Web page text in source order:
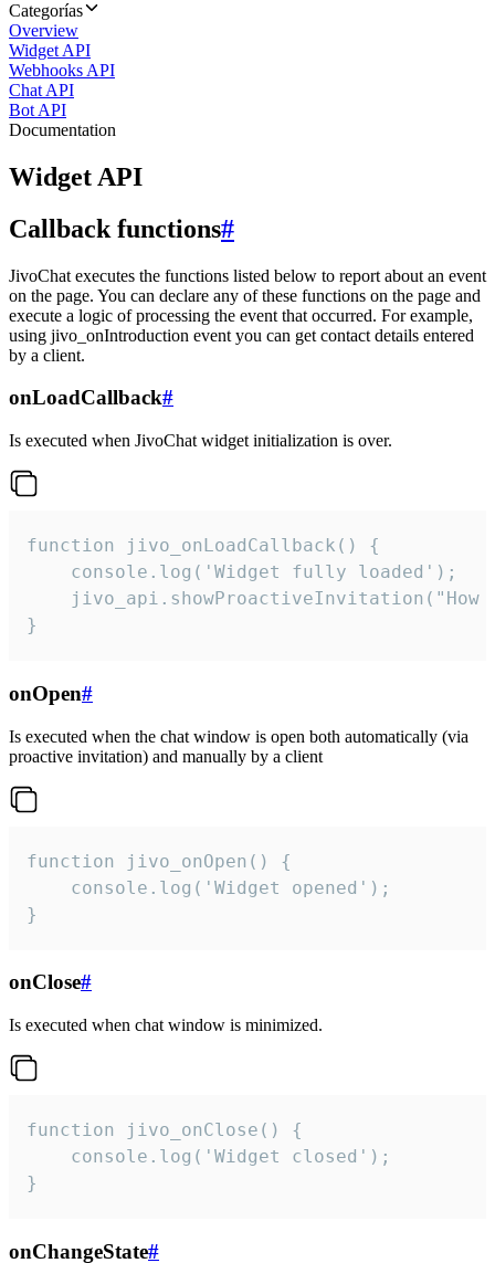
Categorías
Overview
Widget API
Webhooks API
Chat API
Bot API
Documentation
Widget API
Callback functions#
JivoChat executes the functions listed below to report about an event
on the page. You can declare any of these functions on the page and
execute a logic of processing the event that occurred. For example,
using jivo_onIntroduction event you can get contact details entered
by a client.
onLoadCallback#
Is executed when JivoChat widget initialization is over.
function jivo_onLoadCallback() {
    console.log('Widget fully loaded');
jivo_api.showProactiveInvitation("How
}
onOpen#
Is executed when the chat window is open both automatically (via
proactive invitation) and manually by a client
function jivo_onOpen() {
    console.log('Widget opened');
}
onClose#
Is executed when chat window is minimized.
function jivo_onClose() {
    console.log('Widget closed');
}
onChangeState#